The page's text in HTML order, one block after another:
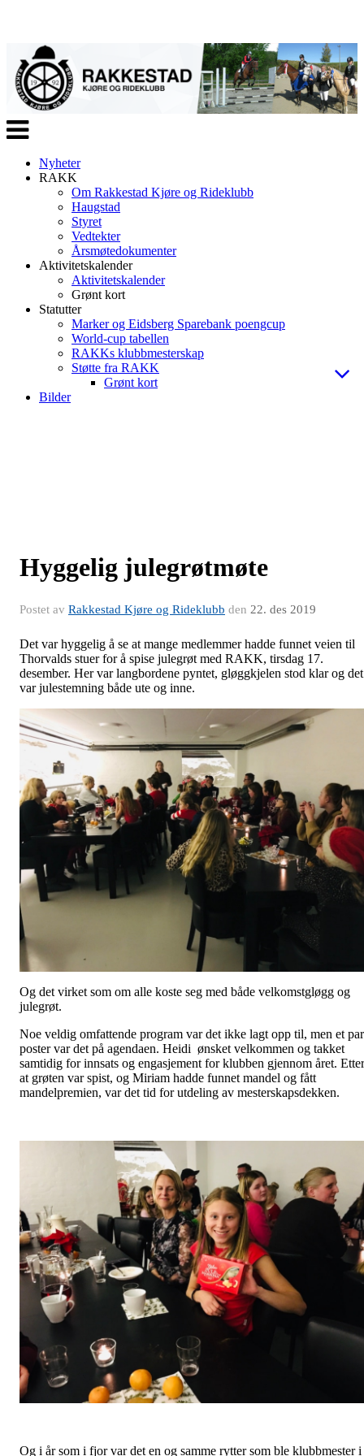
Veksle
navigasjon
Nyheter
RAKK
Om Rakkestad Kjøre og Rideklubb
Haugstad
Styret
Vedtekter
Årsmøtedokumenter
Aktivitetskalender
Aktivitetskalender
Grønt kort
Statutter
Marker og Eidsberg Sparebank poengcup
World-cup tabellen
RAKKs klubbmesterskap
Støtte fra RAKK
Grønt kort
Bilder
Hyggelig julegrøtmøte
Postet av Rakkestad Kjøre og Rideklubb den 22. des 2019
Det var hyggelig å se at mange medlemmer hadde funnet veien til
Thorvalds stuer for å spise julegrøt med RAKK, tirsdag 17.
desember. Her var langbordene pyntet, gløggkjelen stod klar og det
var julestemning både ute og inne.
Og det virket som om alle koste seg med både velkomstgløgg og
julegrøt.
Noe veldig omfattende program var det ikke lagt opp til, men et par
poster var det på agendaen. Heidi ønsket velkommen og takket
samtidig for innsats og engasjement for klubben gjennom året. Etter
at grøten var spist, og Miriam hadde funnet mandel og fått
mandelpremien, var det tid for utdeling av mesterskapsdekken.
Og i år som i fjor var det en og samme rytter som ble klubbmester i